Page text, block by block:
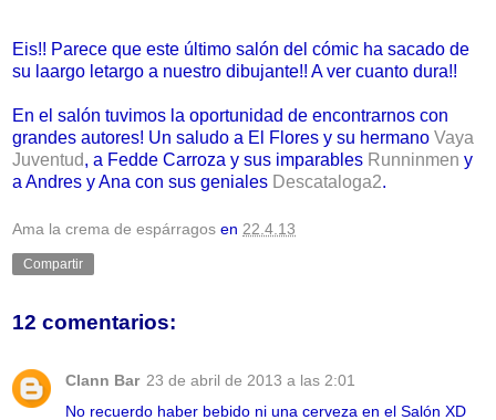
Eis!! Parece que este último salón del cómic ha sacado de
su laargo letargo a nuestro dibujante!! A ver cuanto dura!!
En el salón tuvimos la oportunidad de encontrarnos con
grandes autores! Un saludo a El Flores y su hermano Vaya
Juventud, a Fedde Carroza y sus imparables Runninmen y
a Andres y Ana con sus geniales Descataloga2.
Ama la crema de espárragos en 22.4.13
Compartir
12 comentarios:
Clann Bar 23 de abril de 2013 a las 2:01
No recuerdo haber bebido ni una cerveza en el Salón XD